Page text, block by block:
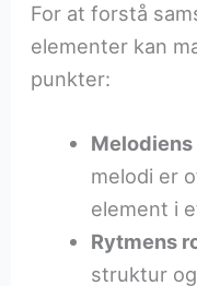
For at forstå
elementer kan
punkter:
melodi er
element i
Rytmens
struktur